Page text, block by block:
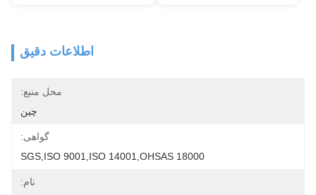
اطلاعات دقیق
محل منبع:
چین
گواهی:
SGS,ISO 9001,ISO 14001,OHSAS 18000
نام: